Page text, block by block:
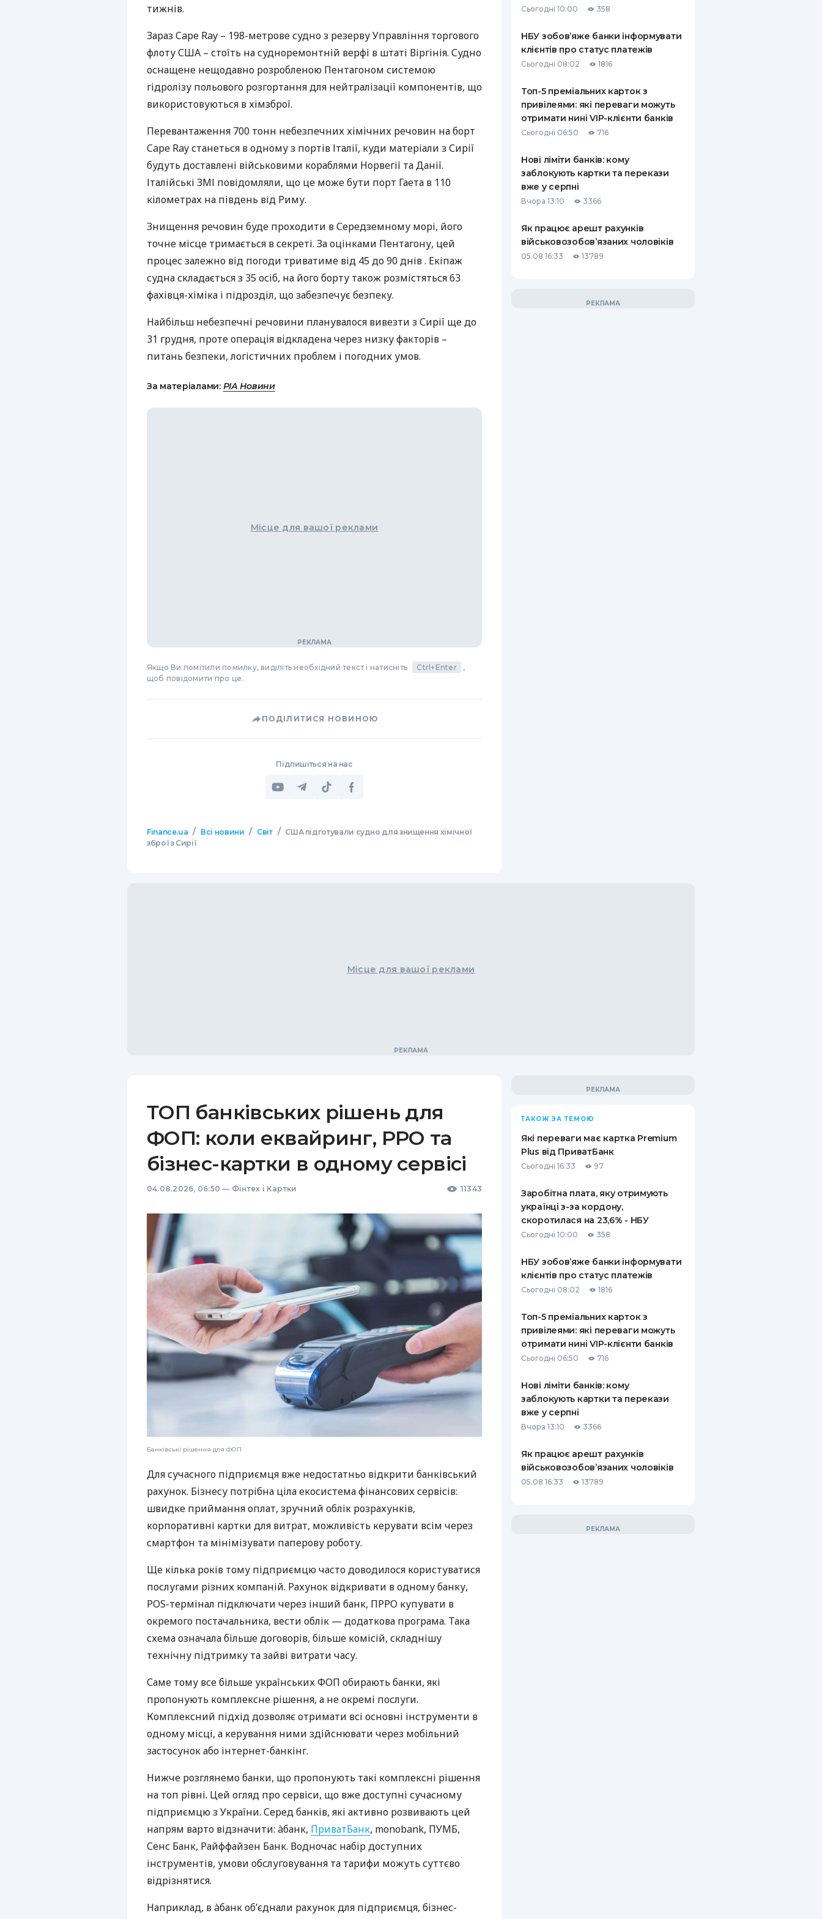
ЩОМІСЯЧНИЙ ОГЛЯД
КЕШБЕКУ
ПУТІВНИКИ ПО
СТРАХУВАННЮ
ВСІ СТРАХОВІ ПОЛІСИ
ВІДГУКИ ПРО СТРАХОВІ
КОМПАНІЇ
КОНТАКТИ
тижнів.
Зараз Cape Ray – 198-метрове судно з резерву Управління торгового
флотуСША – стоїть на судноремонтній верфі в штаті Віргінія. Судно
оснащене нещодавно розробленою Пентагоном системою
гідролізу польового розгортання для нейтралізації компонентів, що
використовуються в хімзброї.
Перевантаження 700 тонн небезпечних хімічних речовин на борт
Cape Ray станеться в одному з портів Італії, куди матеріали з Сирії
будуть доставлені військовими кораблями Норвегії та Данії.
Італійські ЗМІ повідомляли, що це може бути порт Гаета в 110
кілометрах на південь від Риму.
Знищення речовин буде проходити в Середземному морі, його
точне місце тримається в секреті. За оцінками Пентагону, цей
процес залежно від погоди триватиме від 45 до 90 днів . Екіпаж
судна складається з 35 осіб, на його борту також розмістяться 63
фахівця-хіміка і підрозділ, що забезпечує безпеку.
Найбільш небезпечні речовини планувалося вивезти з Сирії ще до
31 грудня, проте операція відкладена через низку факторів –
питань безпеки, логістичних проблем і погодних умов.
За матеріалами: РІА Новини
Місце для вашої реклами
Якщо Ви помітили помилку, виділіть необхідний текст і натисніть Ctrl+Enter
,
щоб повідомити про це.
ПОДІЛИТИСЯ НОВИНОЮ
Підпишіться на нас
Finance.ua / Всі новини / Світ / США підготували судно для знищення хімічної
зброї з Сирії
Сьогодні 10:00 358
НБУ зобов’яже банки інформувати
клієнтів про статус платежів
Сьогодні 08:02 1816
Топ-5 преміальних карток з
привілеями: які переваги можуть
отримати нині VIP-клієнти банків
Сьогодні 06:50 716
Нові ліміти банків: кому
заблокують картки та перекази
вже у серпні
Вчора 13:10 3366
Як працює арешт рахунків
військовозобов’язаних чоловіків
05.08 16:33 13789
Місце для вашої реклами
ТОП банківських рішень для
ФОП: коли еквайринг, РРО та
бізнес-картки в одному сервісі
04.08.2026, 06:50 — Фінтех і Картки 11343
Банківські рішення для ФОП
Для сучасного підприємця вже недостатньо відкрити банківський
рахунок. Бізнесу потрібна ціла екосистема фінансових сервісів:
швидке приймання оплат, зручний облік розрахунків,
корпоративні картки для витрат, можливість керувати всім через
смартфон та мінімізувати паперову роботу.
Ще кілька років тому підприємцю часто доводилося користуватися
послугами різних компаній. Рахунок відкривати в одному банку,
POS-термінал підключати через інший банк, ПРРО купувати в
окремого постачальника, вести облік — додаткова програма. Така
схема означала більше договорів, більше комісій, складнішу
технічну підтримку та зайві витрати часу.
Саме тому все більше українських ФОП обирають банки, які
пропонують комплексне рішення, а не окремі послуги.
Комплексний підхід дозволяє отримати всі основні інструменти в
одному місці, а керування ними здійснювати через мобільний
застосунок або інтернет-банкінг.
Нижче розглянемо банки, що пропонують такі комплексні рішення
на топ рівні. Цей огляд про сервіси, що вже доступні сучасному
підприємцю з України. Серед банків, які активно розвивають цей
напрям варто відзначити: àбанк, ПриватБанк, monobank, ПУМБ,
Сенс Банк, Райффайзен Банк. Водночас набір доступних
інструментів, умови обслуговування та тарифи можуть суттєво
відрізнятися.
Наприклад, в àбанк об’єднали рахунок для підприємця, бізнес-
ТАКОЖ ЗА ТЕМОЮ
Які переваги має картка Premium
Plus від ПриватБанк
Сьогодні 16:33 97
Заробітна плата, яку отримують
українці з-за кордону,
скоротилася на 23,6% - НБУ
Сьогодні 10:00 358
НБУ зобов’яже банки інформувати
клієнтів про статус платежів
Сьогодні 08:02 1816
Топ-5 преміальних карток з
привілеями: які переваги можуть
отримати нині VIP-клієнти банків
Сьогодні 06:50 716
Нові ліміти банків: кому
заблокують картки та перекази
вже у серпні
Вчора 13:10 3366
Як працює арешт рахунків
військовозобов’язаних чоловіків
05.08 16:33 13789